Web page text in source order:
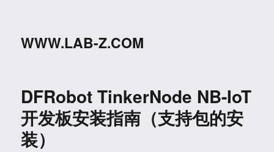
WWW.LAB-Z.COM
DFRobot TinkerNode NB-IoT
开发板安装指南（支持包的安
装）